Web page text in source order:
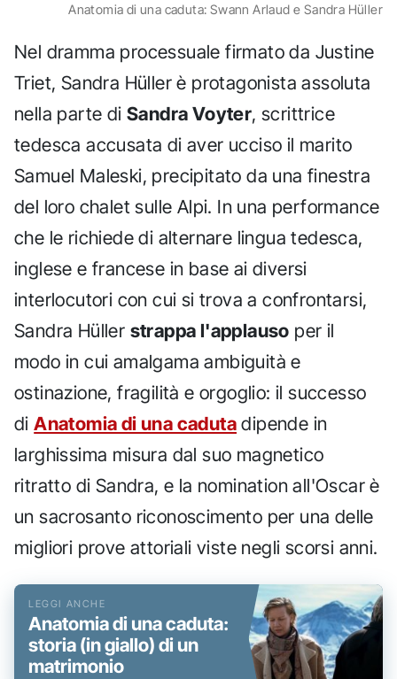
Anatomia di una caduta: Swann Arlaud e Sandra Hüller
Nel dramma processuale firmato da Justine
Triet, Sandra Hüller è protagonista assoluta
nella parte diSandra Voyter, scrittrice
tedesca accusata di aver ucciso il marito
Samuel Maleski, precipitato da una finestra
del loro chalet sulle Alpi. In una performance
che le richiede di alternare lingua tedesca,
inglese e francese in base ai diversi
interlocutori con cui si trova a confrontarsi,
Sandra Hüller strappa l'applauso per il
modo in cui amalgama ambiguità e
ostinazione, fragilità e orgoglio: il successo
diAnatomia di una caduta dipende in
larghissima misura dal suo magnetico
ritratto di Sandra, e la nomination all'Oscar è
un sacrosanto riconoscimento per una delle
migliori prove attoriali viste negli scorsi anni.
Anatomia di una caduta:
storia (in giallo) di un
matrimonio